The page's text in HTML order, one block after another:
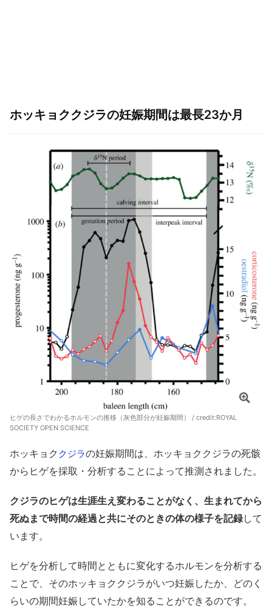
ホッキョククジラの妊娠期間は最長23か月
ヒゲの長さでわかるホルモンの推移（灰色部分が妊娠期間） / credit:ROYAL
SOCIETY OPEN SCIENCE
ホッキョク クジラの妊娠期間は、ホッキョククジラの死骸
からヒゲを採取・分析することによって推測されました。
クジラのヒゲは生涯生え変わることがなく、生まれてから
死ぬまで時間の経過と共にそのときの体の様子を記録して
います。
ヒゲを分析して時間とともに変化するホルモンを分析する
ことで、そのホッキョククジラがいつ妊娠したか、どのく
らいの期間妊娠していたかを知ることができるのです。